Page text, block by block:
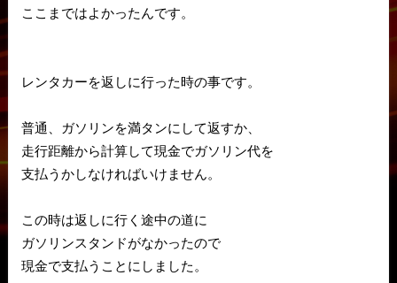
ここまではよかったんです。
レンタカーを返しに行った時の事です。
普通、ガソリンを満タンにして返すか、
走行距離から計算して現金でガソリン代を
支払うかしなければいけません。
この時は返しに行く途中の道に
ガソリンスタンドがなかったので
現金で支払うことにしました。